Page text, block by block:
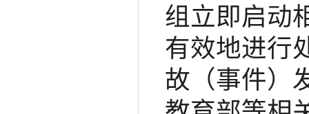
组立即启动
有效地进行
故（事件）